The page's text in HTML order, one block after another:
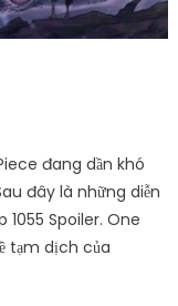
đang dần khó
đây là những diễn
Spoiler. One
tạm dịch của